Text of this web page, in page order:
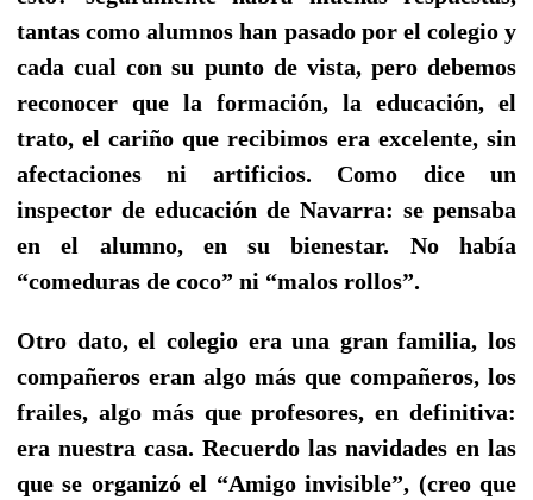
tantas como alumnos han pasado por el colegio y
cada cual con su punto de vista, pero debemos
reconocer que la formación, la educación, el
trato, el cariño que recibimos era excelente, sin
afectaciones ni artificios. Como dice un
inspector de educación de Navarra: se pensaba
en el alumno, en su bienestar. No había
“comeduras de coco” ni “malos rollos”.
Otro dato, el colegio era una gran familia, los
compañeros eran algo más que compañeros, los
frailes, algo más que profesores, en definitiva:
era nuestra casa. Recuerdo las navidades en las
que se organizó el “Amigo invisible”, (creo que